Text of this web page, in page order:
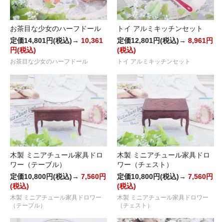
お茶目な少女のハーフドール
定価14,801円(税込)→ 10,361
円(税込)
お茶目な少女のハーフドール
トイ アルミキッチンセット
定価12,801円(税込)→ 8,961円
(税込)
トイ アルミキッチンセット
木製 ミニアチュール家具ドロ
ワー（テーブル）
定価10,800円(税込)→ 7,560円
(税込)
木製 ミニアチュール家具ドロワー
（テーブル）
木製 ミニアチュール家具ドロ
ワー（チェスト）
定価10,800円(税込)→ 7,560円
(税込)
木製 ミニアチュール家具ドロワー
（チェスト）